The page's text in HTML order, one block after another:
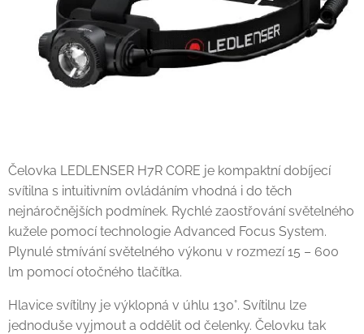
Čelovka LEDLENSER H7R CORE je kompaktní dobíjecí
svítilna s intuitivním ovládáním vhodná i do těch
nejnáročnějších podmínek. Rychlé zaostřování světelného
kužele pomocí technologie Advanced Focus System.
Plynulé stmívání světelného výkonu v rozmezí 15 – 600
lm pomocí otočného tlačítka.
Hlavice svítilny je výklopná v úhlu 130°. Svítilnu lze
jednoduše vyjmout a oddělit od čelenky. Čelovku tak